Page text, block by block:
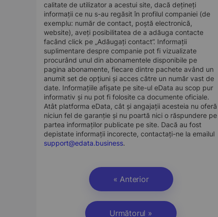
calitate de utilizator a acestui site, dacă dețineți
informații ce nu s-au regăsit în profilul companiei (de
exemplu: număr de contact, poștă electronică,
website), aveți posibilitatea de a adăuga contacte
facând click pe „Adăugați contact”. Informații
suplimentare despre companie pot fi vizualizate
procurând unul din abonamentele disponibile pe
pagina abonamente, fiecare dintre pachete având un
anumit set de opțiuni și acces către un număr vast de
date. Informațiile afișate pe site-ul eData au scop pur
informativ și nu pot fi folosite ca documente oficiale.
Atât platforma eData, cât și angajații acesteia nu oferă
niciun fel de garanție și nu poartă nici o răspundere pe
partea informaților publicate pe site. Dacă au fost
depistate informații incorecte, contactați-ne la emailul
support@edata.business.
« Anterior
Următorul »